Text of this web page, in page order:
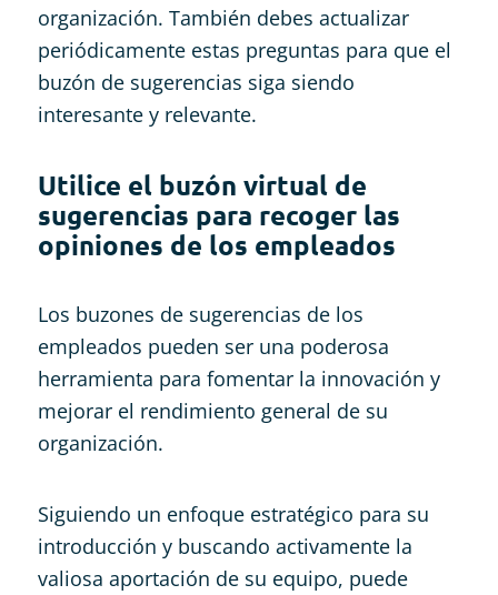
organización. También debes actualizar
periódicamente estas preguntas para que el
buzón de sugerencias siga siendo
interesante y relevante.
Utilice el buzón virtual de
sugerencias para recoger las
opiniones de los empleados
Los buzones de sugerencias de los
empleados pueden ser una poderosa
herramienta para fomentar la innovación y
mejorar el rendimiento general de su
organización.
Siguiendo un enfoque estratégico para su
introducción y buscando activamente la
valiosa aportación de su equipo, puede